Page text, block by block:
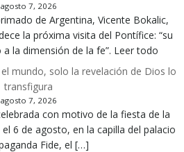
agosto 7, 2026
de Argentina, Vicente Bokalic,
la próxima visita del Pontífice: “su
la dimensión de la fe”. Leer todo
mundo, solo la revelación de Dios lo
transfigura
agosto 7, 2026
con motivo de la fiesta de la
6 de agosto, en la capilla del palacio
Fide, el […]